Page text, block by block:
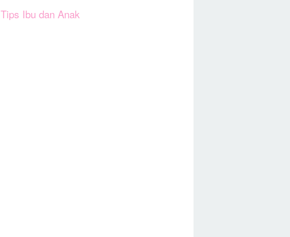
Tips Ibu dan Anak